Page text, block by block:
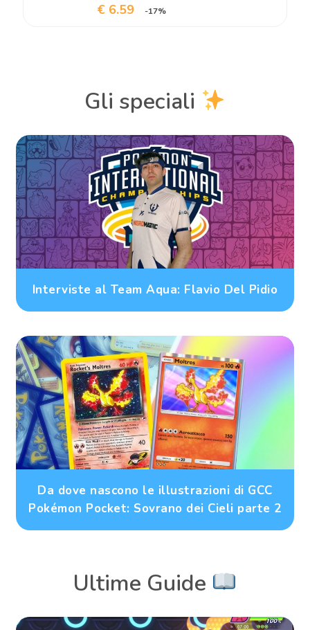
€ 6.59 -17%
Gli speciali
Interviste al Team Aqua: Flavio Del Pidio
Da dove nascono le illustrazioni di GCC
Pokémon Pocket: Sovrano dei Cieli parte 2
Ultime Guide